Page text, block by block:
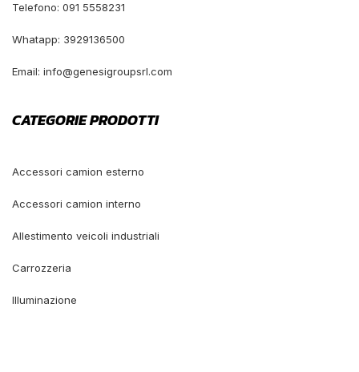
Telefono: 091 5558231
Whatapp: 3929136500
Email: info@genesigroupsrl.com
CATEGORIE PRODOTTI
Accessori camion esterno
Accessori camion interno
Allestimento veicoli industriali
Carrozzeria
Illuminazione